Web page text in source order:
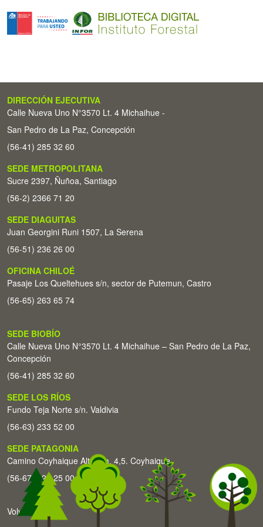
DIRECCIÓN EJECUTIVA
Calle Nueva Uno N°3570 Lt. 4 Michaihue -
San Pedro de La Paz, Concepción
(56-41) 285 32 60
SEDE METROPOLITANA
Sucre 2397, Ñuñoa, Santiago
(56-2) 2366 71 20
SEDE DIAGUITAS
Juan Georgini Runi 1507, La Serena
(56-51) 236 26 00
OFICINA CHILOÉ
Pasaje Los Queltehues s/n, sector de Putemun, Castro
(56-65) 263 65 74
SEDE BIOBÍO
Calle Nueva Uno N°3570 Lt. 4 Michaihue – San Pedro de La Paz,
Concepción
(56-41) 285 32 60
SEDE LOS RÍOS
Fundo Teja Norte s/n. Valdivia
(56-63) 233 52 00
SEDE PATAGONIA
Camino Coyhaique Alto Km. 4,5. Coyhaique
(56-67) 226 25 00
Volver arriba